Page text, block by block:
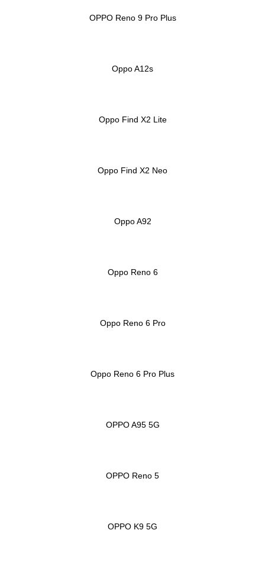
OPPO Reno 9 Pro Plus
Oppo A12s
Oppo Find X2 Lite
Oppo Find X2 Neo
Oppo A92
Oppo Reno 6
Oppo Reno 6 Pro
Oppo Reno 6 Pro Plus
OPPO A95 5G
OPPO Reno 5
OPPO K9 5G